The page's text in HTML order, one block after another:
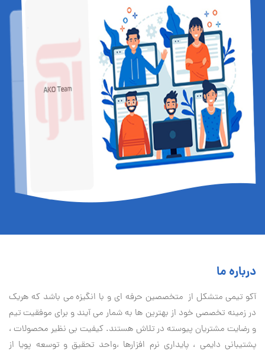
درباره ما
آكو تيمی متشکل از متخصصین حرفه ای و با انگیزه می باشد که هریک
در زمینه تخصصی خود از بهترین ها به شمار می آیند و برای موفقیت تيم
و رضایت مشتریان پیوسته در تلاش هستند. کیفیت بی نظير محصولات ،
پشتیبانی دايمی ، پایداری نرم افزارها ،واحد تحقیق و توسعه پویا از